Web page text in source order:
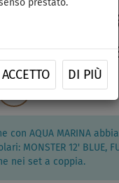
prestato.
DI PIÙ
set
con AQUA MARINA
MONSTER 12' BLUE,
nei set a coppia.